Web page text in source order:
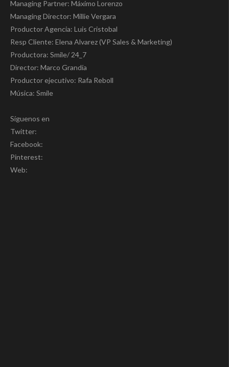
Managing Partner: Máximo Lorenzo
Managing Director: Millie Vergara
Productor Agencia: Luis Cristobal
Resp Cliente: Elena Alvarez (VP Sales & Marketing)
Productora: Smile/ 24_7
Director: Marco Grandía
Productor ejecutivo: Rafa Reboll
Música: Smile
Síguenos en
Twitter:
Facebook:
Pinterest:
Web: